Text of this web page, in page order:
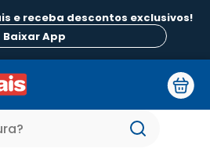
e receba descontos exclusivos!
Baixar App